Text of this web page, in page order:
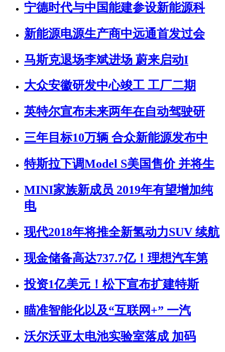
宁德时代与中国能建参设新能源科
新能源电源生产商中远通首发过会
马斯克退场李斌进场 蔚来启动I
大众安徽研发中心竣工 工厂二期
英特尔宣布未来两年在自动驾驶研
三年目标10万辆 合众新能源发布中
特斯拉下调Model S美国售价 并将生
MINI家族新成员 2019年有望增加纯
电
现代2018年将推全新氢动力SUV 续航
现金储备高达737.7亿！理想汽车第
投资1亿美元！松下宣布扩建特斯
瞄准智能化以及“互联网+” 一汽
沃尔沃亚太电池实验室落成 加码